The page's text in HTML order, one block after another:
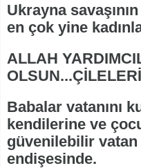
Ukrayna
en çok yine
ALLAH
Babalar vatanını
kendilerine ve
güvenilebilir
endişesinde.